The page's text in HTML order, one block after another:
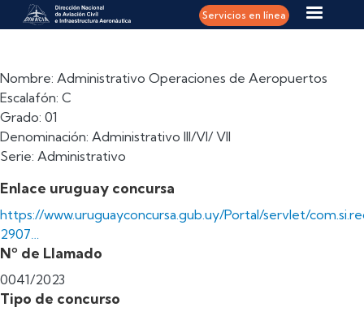
Pasar al contenido principal Servicios en línea
Nombre: Administrativo Operaciones de Aeropuertos
Escalafón: C
Grado: 01
Denominación: Administrativo III/VI/ VII
Serie: Administrativo
Enlace uruguay concursa
https://www.uruguayconcursa.gub.uy/Portal/servlet/
2907…
Nº de Llamado
0041/2023
Tipo de concurso